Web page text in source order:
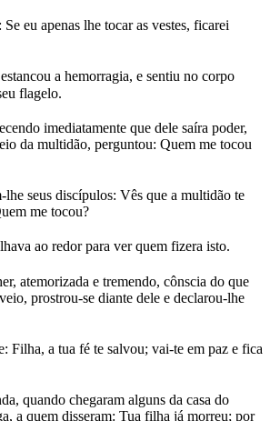
eu apenas lhe tocar as vestes, ficarei
a hemorragia, e sentiu no corpo
flagelo.
imediatamente que dele saíra poder,
da multidão, perguntou: Quem me tocou
lhe seus discípulos: Vês que a multidão te
me tocou?
ao redor para ver quem fizera isto.
atemorizada e tremendo, cônscia do que
prostrou-se diante dele e declarou-lhe
Filha, a tua fé te salvou; vai-te em paz e fica
quando chegaram alguns da casa do
a quem disseram: Tua filha já morreu; por